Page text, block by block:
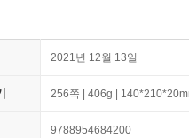
2021년 12월 13일
256쪽 | 406g |
9788954684200